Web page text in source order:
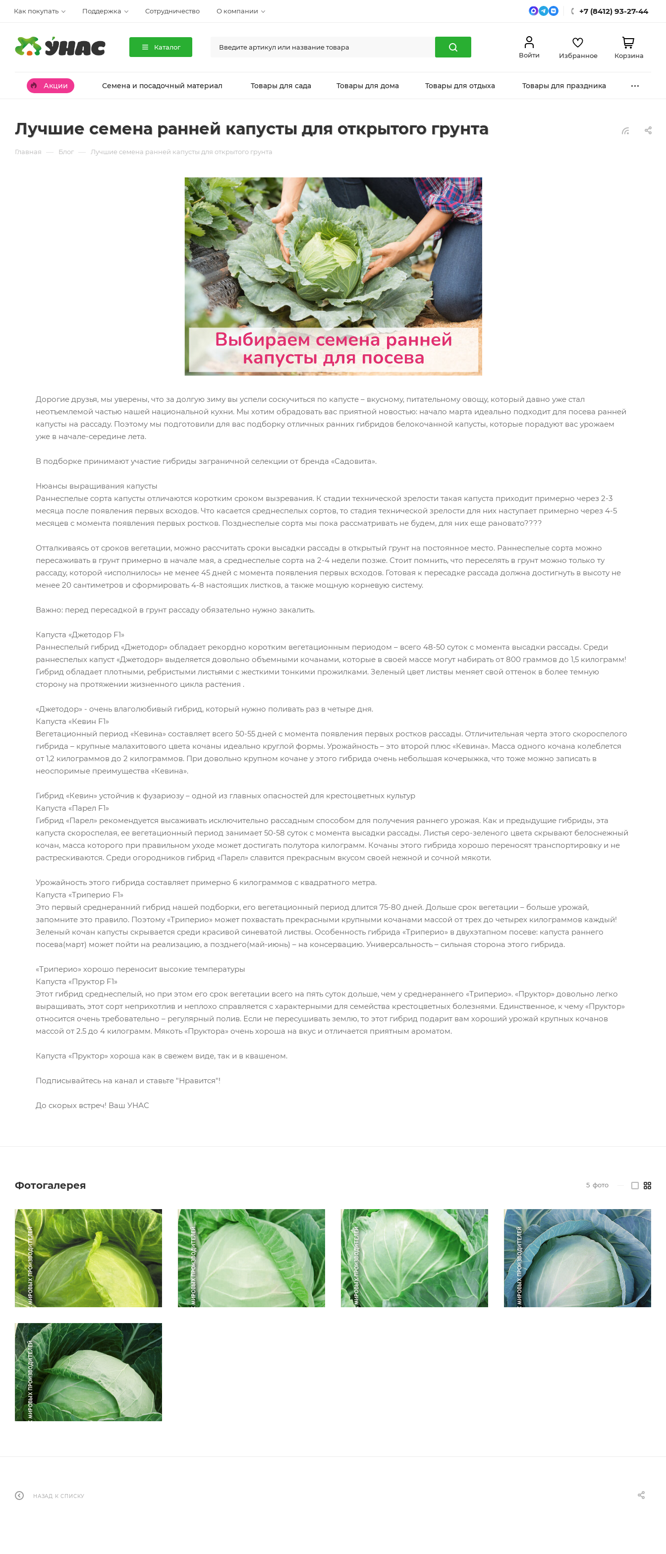
Как покупать Поддержка Сотрудничество О компании +7 (8412) 93-27-44
Каталог
Войти
Избранное Корзина
Акции Семена и посадочный материал Товары для сада Товары для дома Товары для отдыха Товары для праздника
Лучшие семена ранней капусты для открытого грунта
Главная — Блог — Лучшие семена ранней капусты для открытого грунта
Дорогие друзья, мы уверены, что за долгую зиму вы успели соскучиться по капусте – вкусному, питательному овощу, который давно уже стал
неотъемлемой частью нашей национальной кухни. Мы хотим обрадовать вас приятной новостью: начало марта идеально подходит для посева ранней
капусты на рассаду. Поэтому мы подготовили для вас подборку отличных ранних гибридов белокочанной капусты, которые порадуют вас урожаем
уже в начале-середине лета.
В подборке принимают участие гибриды заграничной селекции от бренда «Садовита».
Нюансы выращивания капусты
Раннеспелые сорта капусты отличаются коротким сроком вызревания. К стадии технической зрелости такая капуста приходит примерно через 2-3
месяца после появления первых всходов. Что касается среднеспелых сортов, то стадия технической зрелости для них наступает примерно через 4-5
месяцев с момента появления первых ростков. Позднеспелые сорта мы пока рассматривать не будем, для них еще рановато????
Отталкиваясь от сроков вегетации, можно рассчитать сроки высадки рассады в открытый грунт на постоянное место. Раннеспелые сорта можно
пересаживать в грунт примерно в начале мая, а среднеспелые сорта на 2-4 недели позже. Стоит помнить, что переселять в грунт можно только ту
рассаду, которой «исполнилось» не менее 45 дней с момента появления первых всходов. Готовая к пересадке рассада должна достигнуть в высоту не
менее 20 сантиметров и сформировать 4-8 настоящих листков, а также мощную корневую систему.
Важно: перед пересадкой в грунт рассаду обязательно нужно закалить.
Капуста «Джетодор F1»
Раннеспелый гибрид «Джетодор» обладает рекордно коротким вегетационным периодом – всего 48-50 суток с момента высадки рассады. Среди
раннеспелых капуст «Джетодор» выделяется довольно объемными кочанами, которые в своей массе могут набирать от 800 граммов до 1,5 килограмм!
Гибрид обладает плотными, ребристыми листьями с жесткими тонкими прожилками. Зеленый цвет листвы меняет свой оттенок в более темную
сторону на протяжении жизненного цикла растения .
«Джетодор» - очень влаголюбивый гибрид, который нужно поливать раз в четыре дня.
Капуста «Кевин F1»
Вегетационный период «Кевина» составляет всего 50-55 дней с момента появления первых ростков рассады. Отличительная черта этого скороспелого
гибрида – крупные малахитового цвета кочаны идеально круглой формы. Урожайность – это второй плюс «Кевина». Масса одного кочана колеблется
от 1,2 килограммов до 2 килограммов. При довольно крупном кочане у этого гибрида очень небольшая кочерыжка, что тоже можно записать в
неоспоримые преимущества «Кевина».
Гибрид «Кевин» устойчив к фузариозу – одной из главных опасностей для крестоцветных культур
Капуста «Парел F1»
Гибрид «Парел» рекомендуется высаживать исключительно рассадным способом для получения раннего урожая. Как и предыдущие гибриды, эта
капуста скороспелая, ее вегетационный период занимает 50-58 суток с момента высадки рассады. Листья серо-зеленого цвета скрывают белоснежный
кочан, масса которого при правильном уходе может достигать полутора килограмм. Кочаны этого гибрида хорошо переносят транспортировку и не
растрескиваются. Среди огородников гибрид «Парел» славится прекрасным вкусом своей нежной и сочной мякоти.
Урожайность этого гибрида составляет примерно 6 килограммов с квадратного метра.
Капуста «Триперио F1»
Это первый среднеранний гибрид нашей подборки, его вегетационный период длится 75-80 дней. Дольше срок вегетации – больше урожай,
запомните это правило. Поэтому «Триперио» может похвастать прекрасными крупными кочанами массой от трех до четырех килограммов каждый!
Зеленый кочан капусты скрывается среди красивой синеватой листвы. Особенность гибрида «Триперио» в двухэтапном посеве: капуста раннего
посева(март) может пойти на реализацию, а позднего(май-июнь) – на консервацию. Универсальность – сильная сторона этого гибрида.
«Триперио» хорошо переносит высокие температуры
Капуста «Пруктор F1»
Этот гибрид среднеспелый, но при этом его срок вегетации всего на пять суток дольше, чем у среднераннего «Триперио». «Пруктор» довольно легко
выращивать, этот сорт неприхотлив и неплохо справляется с характерными для семейства крестоцветных болезнями. Единственное, к чему «Пруктор»
относится очень требовательно – регулярный полив. Если не пересушивать землю, то этот гибрид подарит вам хороший урожай крупных кочанов
массой от 2.5 до 4 килограмм. Мякоть «Пруктора» очень хороша на вкус и отличается приятным ароматом.
Капуста «Пруктор» хороша как в свежем виде, так и в квашеном.
Подписывайтесь на канал и ставьте "Нравится"!
До скорых встреч! Ваш УНАС
Фотогалерея 5 фото
НАЗАД К СПИСКУ